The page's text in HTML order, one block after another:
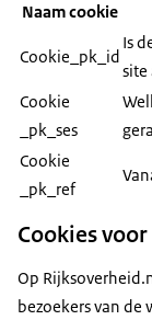
Naam cookie
Cookie_pk_id
Is
site
Cookie
_pk_ses
Cookie
_pk_ref
Cookies
Op
bezoekers van de